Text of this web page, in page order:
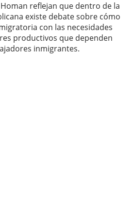
reflejan que dentro de la
existe debate sobre cómo
con las necesidades
productivos que dependen
inmigrantes.